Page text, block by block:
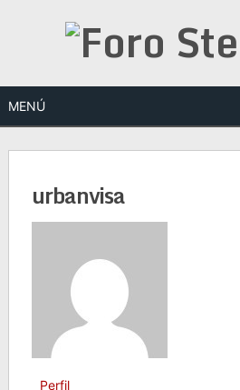
MENÚ
urbanvisa
Perfil